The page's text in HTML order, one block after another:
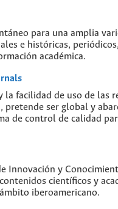
para una amplia
e históricas,
académica.
la facilidad de uso de las
pretende ser global y
de control de calidad
Innovación y
científicos y
iberoamericano.